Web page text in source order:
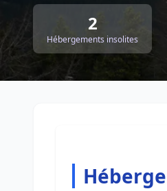
2
Hébergements insolites